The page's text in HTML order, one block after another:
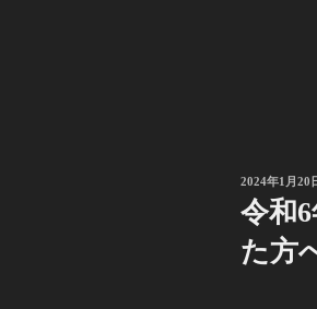
投
日:
2024年1月20
令和
た方